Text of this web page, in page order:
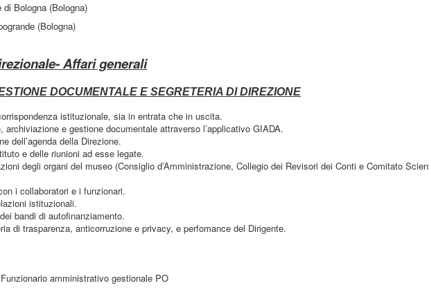
Bologna (Bologna)
(Bologna)
Affari generali
DOCUMENTALE E SEGRETERIA DI DIREZIONE
istituzionale, sia in entrata che in uscita.
e gestione documentale attraverso l’applicativo GIADA.
dell’agenda della Direzione.
e delle riunioni ad esse legate.
degli organi del museo (Consiglio d’Amministrazione, Collegio dei Revisori dei Conti e Comitato
i collaboratori e i funzionari.
istituzionali.
bandi di autofinanziamento.
di trasparenza, anticorruzione e privacy, e perfomance del Dirigente.
amministrativo gestionale PO